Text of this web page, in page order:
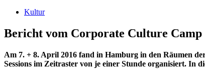
Kultur
Bericht vom Cor­po­ra­te Cul­tu­re Camp
Am 7. + 8. April 2016 fand in Ham­burg in den Räu­men
Ses­si­ons im Zeit­ras­ter von je einer Stun­de orga­ni­siert. In